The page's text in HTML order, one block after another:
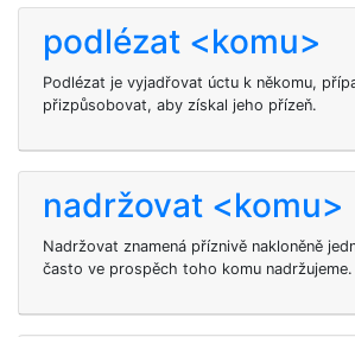
podlézat <komu>
Podlézat je vyjadřovat úctu k někomu,
přizpůsobovat, aby získal jeho přízeň.
nadržovat <komu>
Nadržovat znamená příznivě nakloněně
často ve prospěch toho komu nadržujeme.